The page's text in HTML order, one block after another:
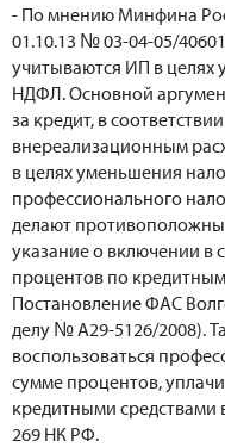
- По мнению Минфина
01.10.13 № 03-04-05/
учитываются ИП в
НДФЛ. Основной
за кредит, в
внереализационным
в целях уменьшения
профессионального
делают
указание о включении в
процентов по
Постановление ФАС
делу № А29-5126/2008).
воспользоваться
сумме процентов,
кредитными средствами
269 НК РФ.